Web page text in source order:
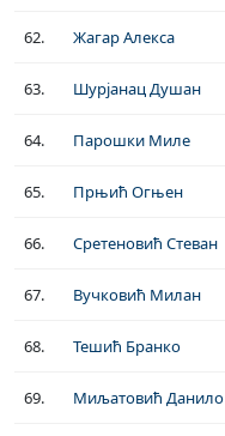
62. Жагар Алекса
63. Шурјанац Душан
64. Парошки Миле
65. Прњић Огњен
66. Сретеновић Стеван
67. Вучковић Милан
68. Тешић Бранко
69. Миљатовић Данило